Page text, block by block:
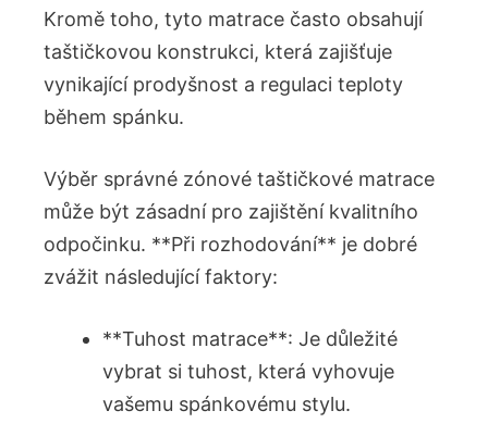
Kromě toho, tyto matrace často obsahují
taštičkovou konstrukci, která zajišťuje
vynikající prodyšnost a regulaci teploty
během spánku.
Výběr správné zónové taštičkové matrace
může být zásadní pro zajištění kvalitního
odpočinku. **Při rozhodování** je dobré
zvážit následující faktory:
**Tuhost matrace**: Je důležité
vybrat si tuhost, která vyhovuje
vašemu spánkovému stylu.